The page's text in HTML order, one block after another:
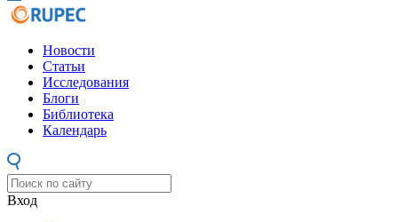
Новости
Статьи
Исследования
Блоги
Библиотека
Календарь
Вход